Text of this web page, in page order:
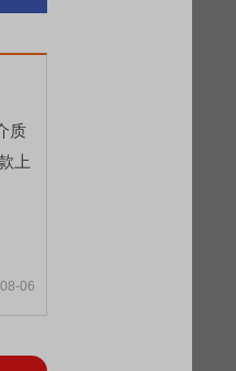
质
上
06